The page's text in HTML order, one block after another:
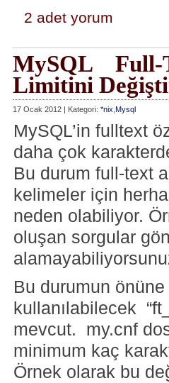
2 adet yorum
MySQL
Limitini
17 Ocak 2012 | Kategori: *nix Mysql
MySQL’in fulltext
daha çok
Bu durum full-text
kelimeler için
neden olabiliyor.
oluşan sorgular
Bu durumun
kullanılabilecek
mevcut. my.cnf
minimum kaç
Örnek olarak bu